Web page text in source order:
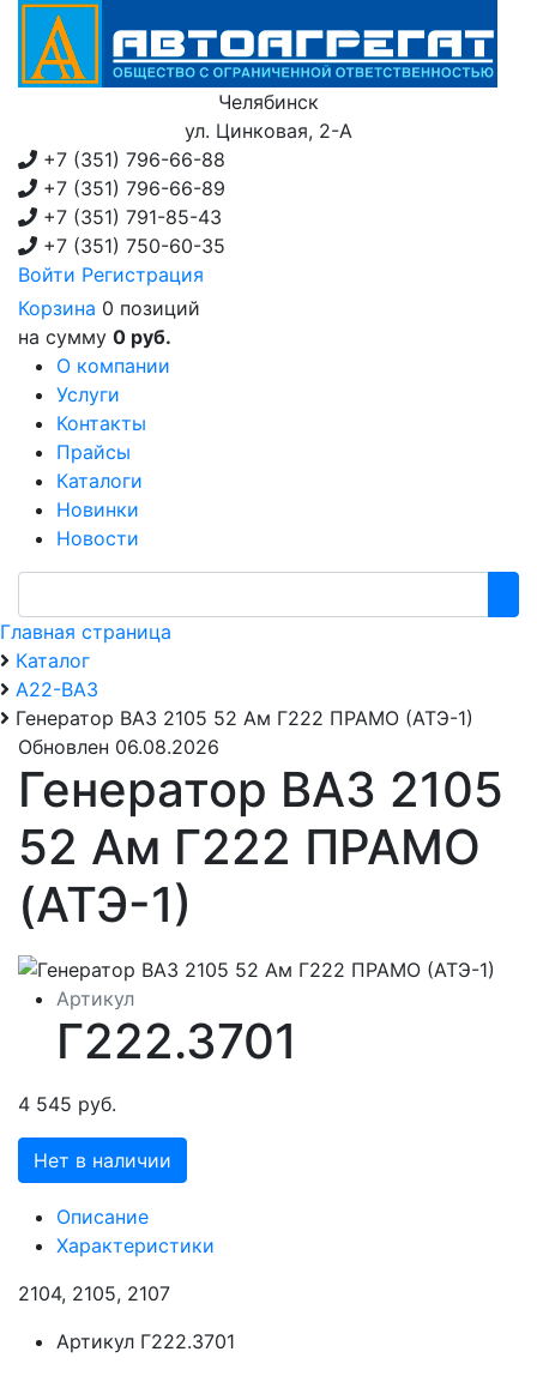
Челябинск
ул. Цинковая, 2-А
+7 (351) 796-66-88
+7 (351) 796-66-89
+7 (351) 791-85-43
+7 (351) 750-60-35
Войти Регистрация
Корзина 0 позиций
на сумму 0 руб.
О компании
Услуги
Контакты
Прайсы
Каталоги
Новинки
Новости
Главная страница
Каталог
А22-ВАЗ
Генератор ВАЗ 2105 52 Ам Г222 ПРАМО (АТЭ-1)
Обновлен 06.08.2026
Генератор ВАЗ 2105
52 Ам Г222 ПРАМО
(АТЭ-1)
Артикул
Г222.3701
4 545 руб.
Нет в наличии
Описание
Характеристики
2104, 2105, 2107
Артикул Г222.3701